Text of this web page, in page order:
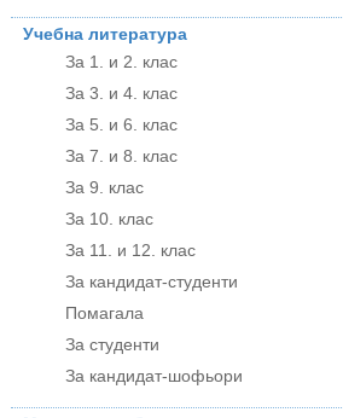
Учебна литература
За 1. и 2. клас
За 3. и 4. клас
За 5. и 6. клас
За 7. и 8. клас
За 9. клас
За 10. клас
За 11. и 12. клас
За кандидат-студенти
Помагала
За студенти
За кандидат-шофьори